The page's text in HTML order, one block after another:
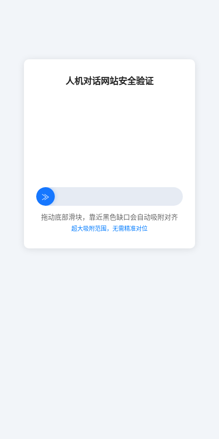
人机对话网站安全验证
≫
拖动底部滑块，靠近黑色缺口会自动吸附对齐
超大吸附范围，无需精准对位